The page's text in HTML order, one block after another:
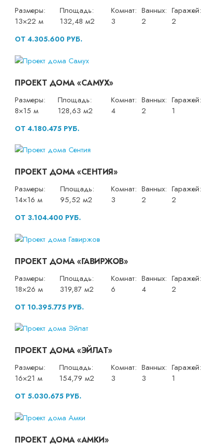
Размеры:
13×22 м
Площадь:
132,48 м2
Комнат:
3
Ванных:
2
Гаражей:
2
ОТ 4.305.600 РУБ.
ПРОЕКТ ДОМА «САМУХ»
Размеры:
8×15 м
Площадь:
128,63 м2
Комнат:
4
Ванных:
2
Гаражей:
1
ОТ 4.180.475 РУБ.
ПРОЕКТ ДОМА «СЕНТИЯ»
Размеры:
14×16 м
Площадь:
95,52 м2
Комнат:
3
Ванных:
2
Гаражей:
2
ОТ 3.104.400 РУБ.
ПРОЕКТ ДОМА «ГАВИРЖОВ»
Размеры:
18×26 м
Площадь:
319,87 м2
Комнат:
6
Ванных:
4
Гаражей:
2
ОТ 10.395.775 РУБ.
ПРОЕКТ ДОМА «ЭЙЛАТ»
Размеры:
16×21 м
Площадь:
154,79 м2
Комнат:
3
Ванных:
3
Гаражей:
1
ОТ 5.030.675 РУБ.
ПРОЕКТ ДОМА «АМКИ»